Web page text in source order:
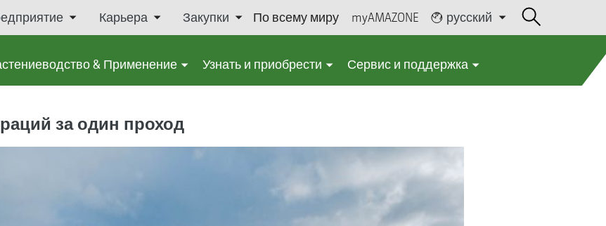
Карьера Закупки По всему миру myAMAZONE русский
& Применение Узнать и приобрести Сервис и поддержка
за один проход